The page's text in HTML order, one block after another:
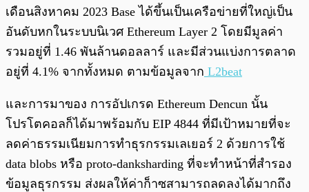
เดือนสิงหาคม 2023 Base ได้ขึ้นเป็นเครือข่ายที่ใหญ่เป็น
อันดับหกในระบบนิเวศ Ethereum Layer 2 โดยมีมูลค่า
รวมอยู่ที่ 1.46 พันล้านดอลลาร์ และมีส่วนแบ่งการตลาด
อยู่ที่ 4.1% จากทั้งหมด ตามข้อมูลจาก L2beat
และการมาของ การอัปเกรด Ethereum Dencun นั้น
โปรโตคอลก็ได้มาพร้อมกับ EIP 4844 ที่มีเป้าหมายที่จะ
ลดค่าธรรมเนียมการทำธุรกรรมเลเยอร์ 2 ด้วยการใช้
data blobs หรือ proto-danksharding ที่จะทำหน้าที่สำรอง
ข้อมูลธุรกรรม ส่งผลให้ค่าก็าซสามารถลดลงได้มากถึง